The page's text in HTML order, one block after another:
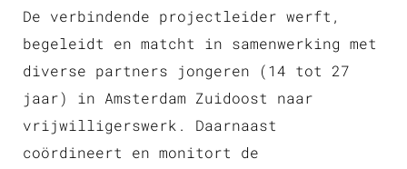
De verbindende projectleider werft,
begeleidt en matcht in samenwerking met
diverse partners jongeren (14 tot 27
jaar) in Amsterdam Zuidoost naar
vrijwilligerswerk. Daarnaast
coördineert en monitort de